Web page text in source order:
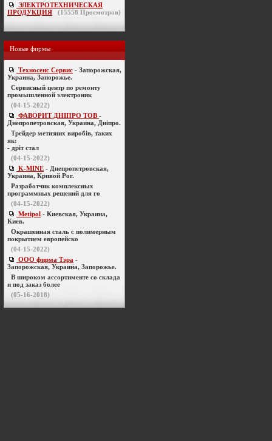
ЭЛЕКТРОТЕХНИЧЕСКАЯ
ПРОДУКЦИЯ
(15558 Просмотров)
Новые фирмы
Техносенс Сервис - Запорожская,
Украина, Запорожье.
Cервисный центр по ремонту
промышленной электроник
(04-15-2022)
ФАВОРИТ ДНІПРО ТОВ -
Днепропетровская, Украина, Дніпро.
Трейдер метизних виробів, таких
як:
- дріт стал
(04-15-2022)
K-MINE - Днепропетровская,
Украина, Кривой Рог.
Разработчик комплексных
программных решений для го
(04-15-2022)
Metipol - Киевская, Украина,
Киев.
Окрашенная сталь с полимерным
покрытием европейско
(04-15-2022)
ООО фирма Тэра -
Запорожская, Украина, Запорожье.
В широком ассортименте со склада
и под заказ более
(05-16-2018)